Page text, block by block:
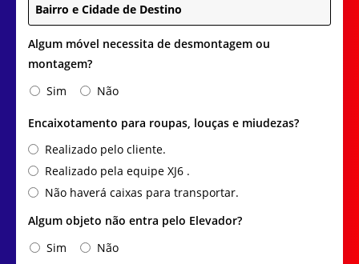
Bairro e Cidade de Destino
Algum móvel necessita de desmontagem ou
montagem?
Sim
Não
Encaixotamento para roupas, louças e miudezas?
Realizado pelo cliente.
Realizado pela equipe XJ6 .
Não haverá caixas para transportar.
Algum objeto não entra pelo Elevador?
Sim
Não